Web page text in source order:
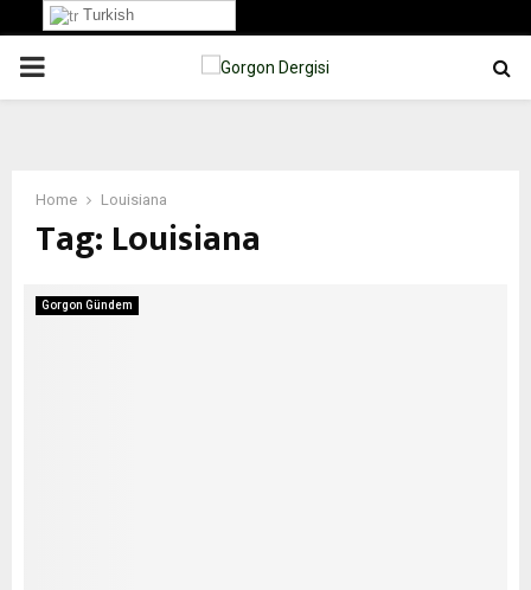
PRIMARY
Home Louisiana
Tag: Louisiana
Gorgon Gündem
Turkish